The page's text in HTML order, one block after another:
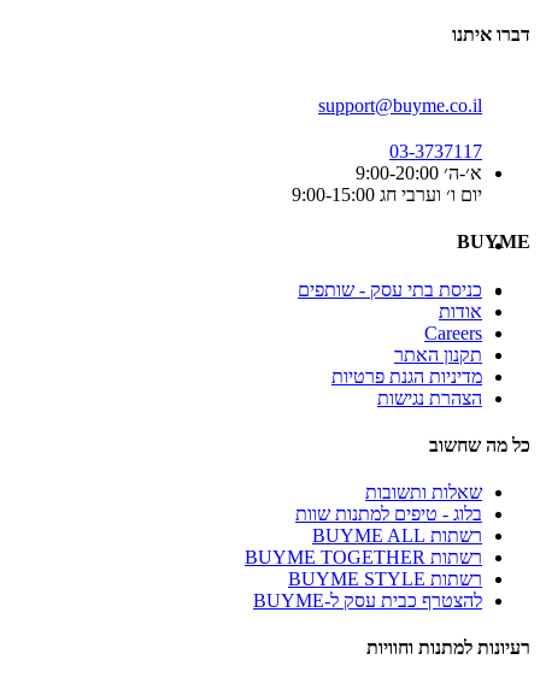
דברו איתנו
support@buyme.co.il
03-3737117
א׳-ה׳ 9:00-20:00
יום ו׳ וערבי חג 9:00-15:00
BUYME
כניסת בתי עסק - שותפים
אודות
Careers
תקנון האתר
מדיניות הגנת פרטיות
הצהרת נגישות
כל מה שחשוב
שאלות ותשובות
בלוג - טיפים למתנות שוות
רשתות BUYME ALL
רשתות BUYME TOGETHER
רשתות BUYME STYLE
להצטרף כבית עסק ל-BUYME
רעיונות למתנות וחוויות